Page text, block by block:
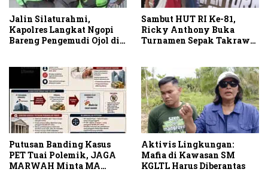
Jalin Silaturahmi,
Kapolres Langkat Ngopi
Bareng Pengemudi Ojol di
Sambut HUT RI Ke-81,
Ricky Anthony Buka
Turnamen Sepak Takraw
Putusan Banding Kasus
PET Tuai Polemik, JAGA
MARWAH Minta MA
Aktivis Lingkungan:
Mafia di Kawasan SM
KGLTL Harus Diberantas